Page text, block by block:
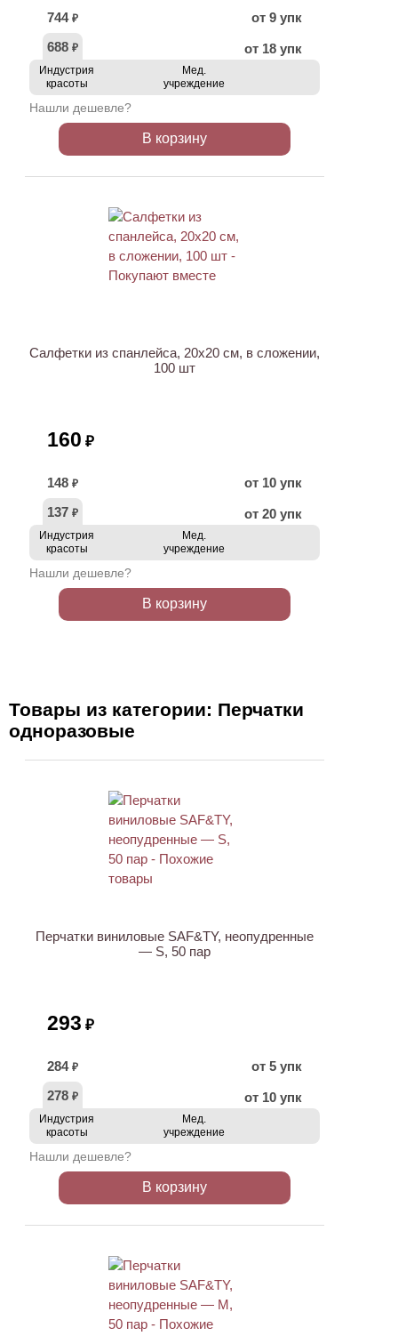
744 ₽
от 9 упк
688 ₽ от 18 упк
Индустрия
красоты
Мед.
учреждение
Нашли дешевле?
В корзину
Салфетки из спанлейса, 20х20 см, в сложении,
100 шт
160 ₽
148 ₽
от 10 упк
137 ₽ от 20 упк
Индустрия
красоты
Мед.
учреждение
Нашли дешевле?
В корзину
Товары из категории: Перчатки
одноразовые
Перчатки виниловые SAF&TY, неопудренные
— S, 50 пар
293 ₽
284 ₽
от 5 упк
278 ₽ от 10 упк
Индустрия
красоты
Мед.
учреждение
Нашли дешевле?
В корзину